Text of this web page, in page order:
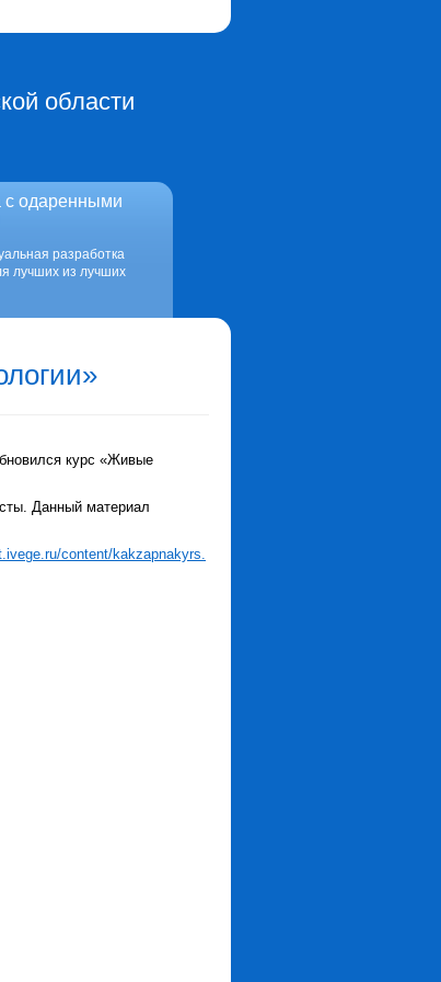
области
с одаренными
разработка
лучших из лучших
курс «Живые
Данный материал
content/kakzapnakyrs.